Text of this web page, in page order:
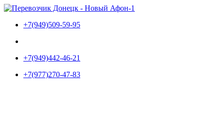
Перейти
содержимому
+7(949)509-59-95
+7(949)442-46-21
+7(977)270-47-83